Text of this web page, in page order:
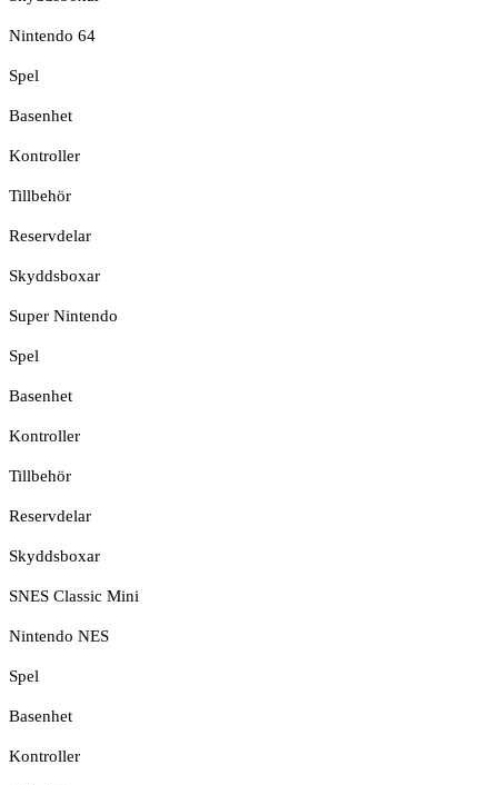
Nintendo 64
Spel
Basenhet
Kontroller
Tillbehör
Reservdelar
Skyddsboxar
Super Nintendo
Spel
Basenhet
Kontroller
Tillbehör
Reservdelar
Skyddsboxar
SNES Classic Mini
Nintendo NES
Spel
Basenhet
Kontroller